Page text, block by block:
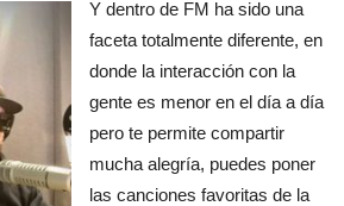
Y dentro de FM ha sido una
faceta totalmente diferente, en
donde la interacción con la
gente es menor en el día a día
pero te permite compartir
mucha alegría, puedes poner
las canciones favoritas de la